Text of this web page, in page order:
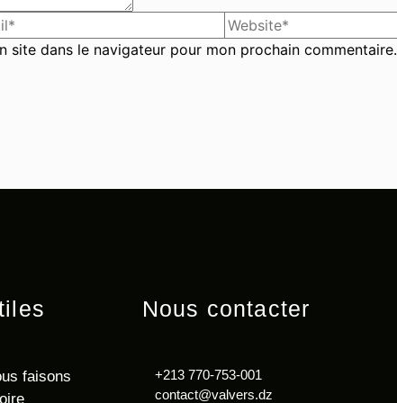
site dans le navigateur pour mon prochain commentaire.
faisons
Nous contacter
+213 770-753-001
contact@valvers.dz